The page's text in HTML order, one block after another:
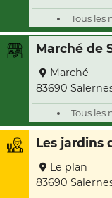
Tous les
Marché de
Marché
83690
Tous les
Les jardins
Le plan
83690